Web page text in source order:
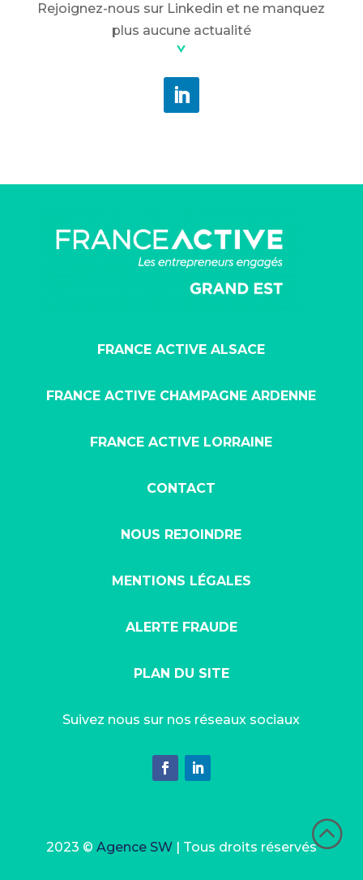
Rejoignez-nous sur Linkedin et ne manquez
plus aucune actualité
FRANCE ACTIVE ALSACE
FRANCE ACTIVE CHAMPAGNE ARDENNE
FRANCE ACTIVE LORRAINE
CONTACT
NOUS REJOINDRE
MENTIONS LÉGALES
ALERTE FRAUDE
PLAN DU SITE
Suivez nous sur nos réseaux sociaux
:
2023 © Agence SW| Tous droits réservés